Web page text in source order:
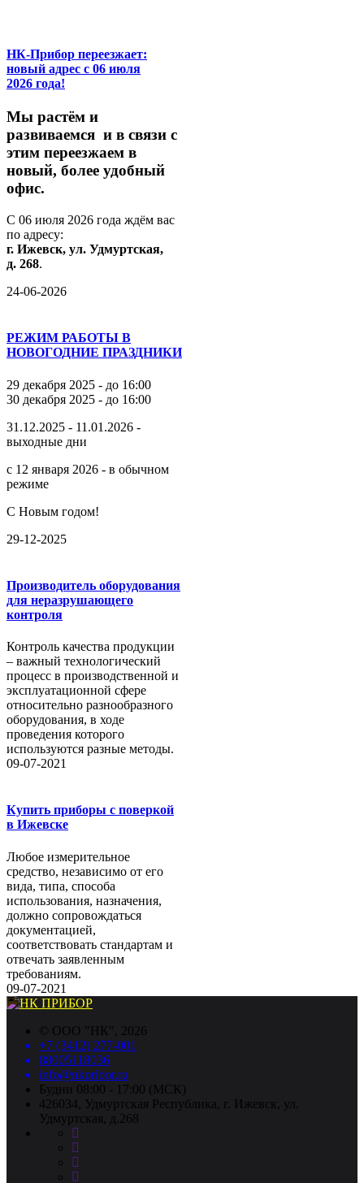
НК-Прибор переезжает:
новый адрес с 06 июля
2026 года!
Мы растём и
развиваемся и в связи с
этим переезжаем в
новый, более удобный
офис.
С 06 июля 2026 года ждём вас
по адресу:
г. Ижевск, ул. Удмуртская,
д. 268.
24-06-2026
РЕЖИМ РАБОТЫ В
НОВОГОДНИЕ ПРАЗДНИКИ
29 декабря 2025 - до 16:00
30 декабря 2025 - до 16:00
31.12.2025 - 11.01.2026 -
выходные дни
с 12 января 2026 - в обычном
режиме
С Новым годом!
29-12-2025
Производитель оборудования
для неразрушающего
контроля
Контроль качества продукции
– важный технологический
процесс в производственной и
эксплуатационной сфере
относительно разнообразного
оборудования, в ходе
проведения которого
используются разные методы.
09-07-2021
Купить приборы с поверкой
в Ижевске
Любое измерительное
средство, независимо от его
вида, типа, способа
использования, назначения,
должно сопровождаться
документацией,
соответствовать стандартам и
отвечать заявленным
требованиям.
09-07-2021
© ООО "НК", 2026
+7 (3412) 277-001
88005118036
info@nkpribor.ru
Будни 08:00 - 17:00 (МСК)
426034, Удмуртская Республика, г. Ижевск, ул.
Удмуртская, д.268